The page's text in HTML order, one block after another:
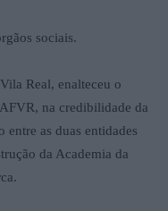
sociais.
Real, enalteceu o
na credibilidade da
as duas entidades
da Academia da